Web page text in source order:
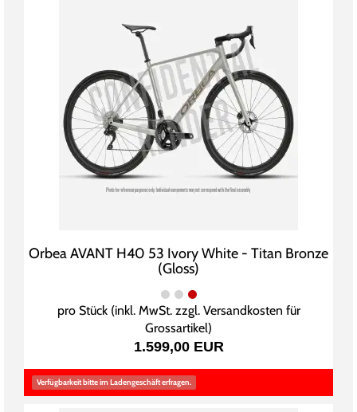
Orbea AVANT H40 53 Ivory White - Titan Bronze
(Gloss)
pro Stück (inkl. MwSt. zzgl. Versandkosten für
Grossartikel)
1.599,00 EUR
Verfügbarkeit bitte im Ladengeschäft erfragen.